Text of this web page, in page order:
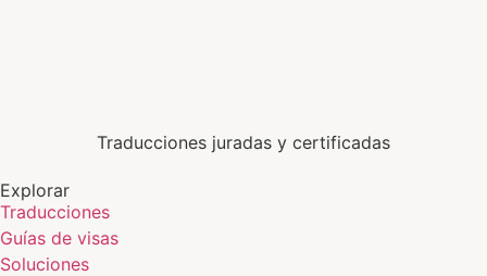
Traducciones juradas y certificadas
Explorar
Traducciones
Guías de visas
Soluciones